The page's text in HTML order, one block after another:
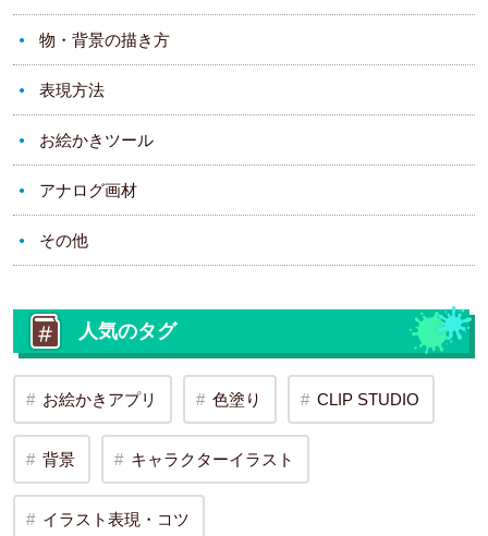
物・背景の描き方
表現方法
お絵かきツール
アナログ画材
その他
人気のタグ
お絵かきアプリ 色塗り CLIP STUDIO
背景 キャラクターイラスト
イラスト表現・コツ